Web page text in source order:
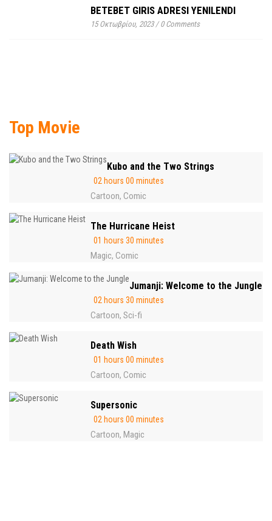
BETEBET GIRIS ADRESI YENILENDI
15 Οκτωβρίου, 2023/0 Comments
Top Movie
Kubo and the Two Strings
02 hours 00 minutes
Cartoon, Comic
The Hurricane Heist
01 hours 30 minutes
Magic, Comic
Jumanji: Welcome to the Jungle
02 hours 30 minutes
Cartoon, Sci-fi
Death Wish
01 hours 00 minutes
Cartoon, Comic
Supersonic
02 hours 00 minutes
Cartoon, Magic